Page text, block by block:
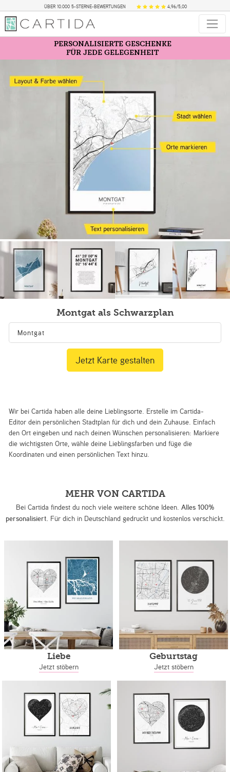
ÜBER 10.000 5-STERNE-BEWERTUNGEN 4,96/5,00
PERSONALISIERTE GESCHENKE
FÜR JEDE GELEGENHEIT
Montgat als Schwarzplan
Wir bei Cartida haben alle deine Lieblingsorte. Erstelle im Cartida-
Editor dein persönlichen Stadtplan für dich und dein Zuhause. Einfach
den Ort eingeben und nach deinen Wünschen personalisieren: Markiere
die wichtigsten Orte, wähle deine Lieblingsfarben und füge die
Koordinaten und einen persönlichen Text hinzu.
Jetzt Karte gestalten
MEHR VON CARTIDA
Bei Cartida findest du noch viele weitere schöne Ideen. Alles 100%
personalisiert. Für dich in Deutschland gedruckt und kostenlos verschickt.
Liebe
Jetzt stöbern
Geburtstag
Jetzt stöbern